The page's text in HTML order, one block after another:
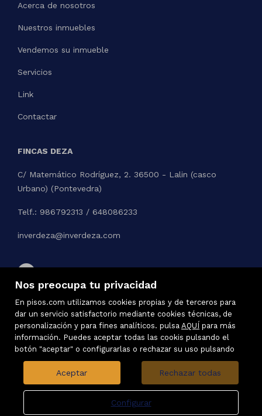
Nos preocupa tu privacidad
En pisos.com utilizamos cookies propias y de terceros para
dar un servicio satisfactorio mediante cookies técnicas, de
personalización y para fines analíticos. pulsa AQUÍ para más
información. Puedes aceptar todas las cookis pulsando el
botón "aceptar" o configurarlas o rechazar su uso pulsando
Aceptar Rechazar todas
Configurar
Acerca de nosotros
Nuestros inmuebles
Vendemos su inmueble
Servicios
Link
Contactar
FINCAS DEZA
C/ Matemático Rodríguez, 2. 36500 - Lalin (casco
Urbano) (Pontevedra)
Telf.: 986792313 / 648086233
inverdeza@inverdeza.com